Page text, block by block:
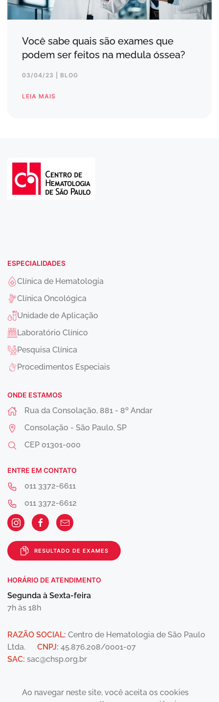
Você sabe quais são exames que
podem ser feitos na medula óssea?
03/04/23 | BLOG
LEIA MAIS
ESPECIALIDADES
Clínica de Hematologia
Clínica Oncológica
Unidade de Aplicação
Laboratório Clínico
Pesquisa Clínica
Procedimentos Especiais
ONDE ESTAMOS
Rua da Consolação, 881 - 8º Andar
Consolação - São Paulo, SP
CEP 01301-000
ENTRE EM CONTATO
011 3372-6611
011 3372-6612
RESULTADO DE EXAMES
HORÁRIO DE ATENDIMENTO
Segunda à Sexta-feira
7h às 18h
RAZÃO SOCIAL: Centro de Hematologia de São Paulo
Ltda. CNPJ: 45.876.208/0001-07
SAC: sac@chsp.org.br
Ao navegar neste site, você aceita os cookies